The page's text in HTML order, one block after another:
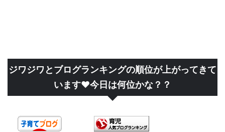
ジワジワとブログランキングの順位が上がってきて
います❤今日は何位かな？？